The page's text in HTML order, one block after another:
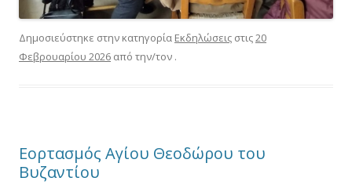
Δημοσιεύστηκε στην κατηγορία Εκδηλώσεις στις20
Φεβρουαρίου 2026 από την/τον .
Εορτασμός Αγίου Θεοδώρου του
Βυζαντίου